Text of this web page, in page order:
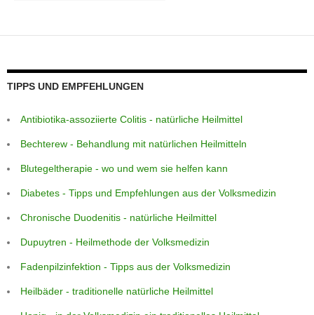
TIPPS UND EMPFEHLUNGEN
Antibiotika-assoziierte Colitis - natürliche Heilmittel
Bechterew - Behandlung mit natürlichen Heilmitteln
Blutegeltherapie - wo und wem sie helfen kann
Diabetes - Tipps und Empfehlungen aus der Volksmedizin
Chronische Duodenitis - natürliche Heilmittel
Dupuytren - Heilmethode der Volksmedizin
Fadenpilzinfektion - Tipps aus der Volksmedizin
Heilbäder - traditionelle natürliche Heilmittel